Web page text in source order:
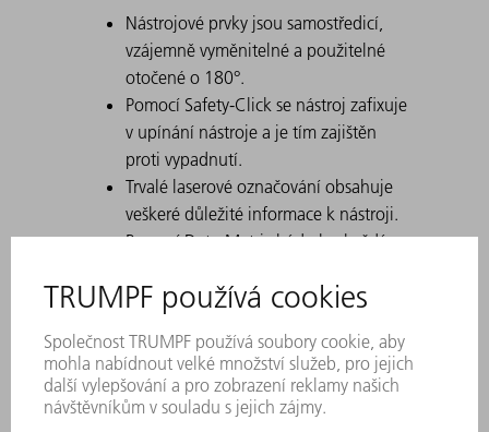
Nástrojové prvky jsou samostředicí,
vzájemně vyměnitelné a použitelné
otočené o 180°.
Pomocí Safety-Click se nástroj zafixuje
v upínání nástroje a je tím zajištěn
proti vypadnutí.
Trvalé laserové označování obsahuje
veškeré důležité informace k nástroji.
Pomocí Data-Matrix kódu lze každý
Pracovní rozsahy jsou laserově
Úpravy nástrojů jsou dostupné na
přání.